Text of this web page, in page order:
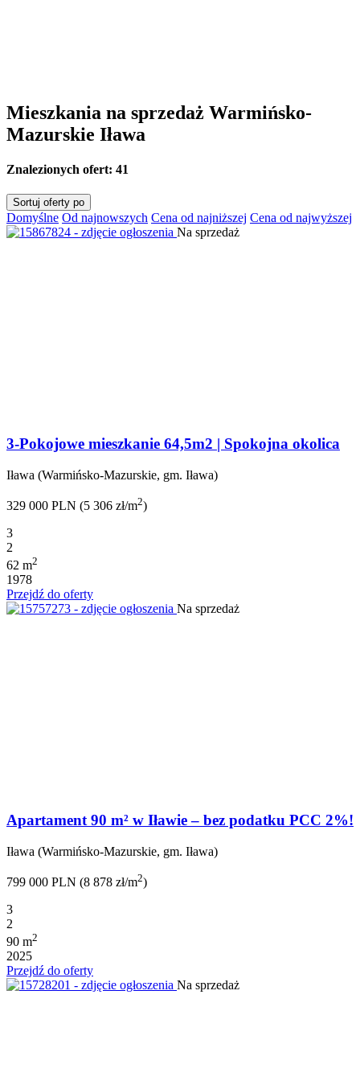
Mieszkania na sprzedaż Warmińsko-
Mazurskie Iława
Znalezionych ofert: 41
Sortuj oferty po
Domyślne Od najnowszych Cena od najniższej Cena od najwyższej
Na sprzedaż
3-Pokojowe mieszkanie 64,5m2 | Spokojna okolica
Iława (Warmińsko-Mazurskie, gm. Iława)
329 000 PLN (5 306 zł/m2)
3
2
62 m2
1978
Przejdź do oferty
Na sprzedaż
Apartament 90 m² w Iławie – bez podatku PCC 2%!
Iława (Warmińsko-Mazurskie, gm. Iława)
799 000 PLN (8 878 zł/m2)
3
2
90 m2
2025
Przejdź do oferty
Na sprzedaż